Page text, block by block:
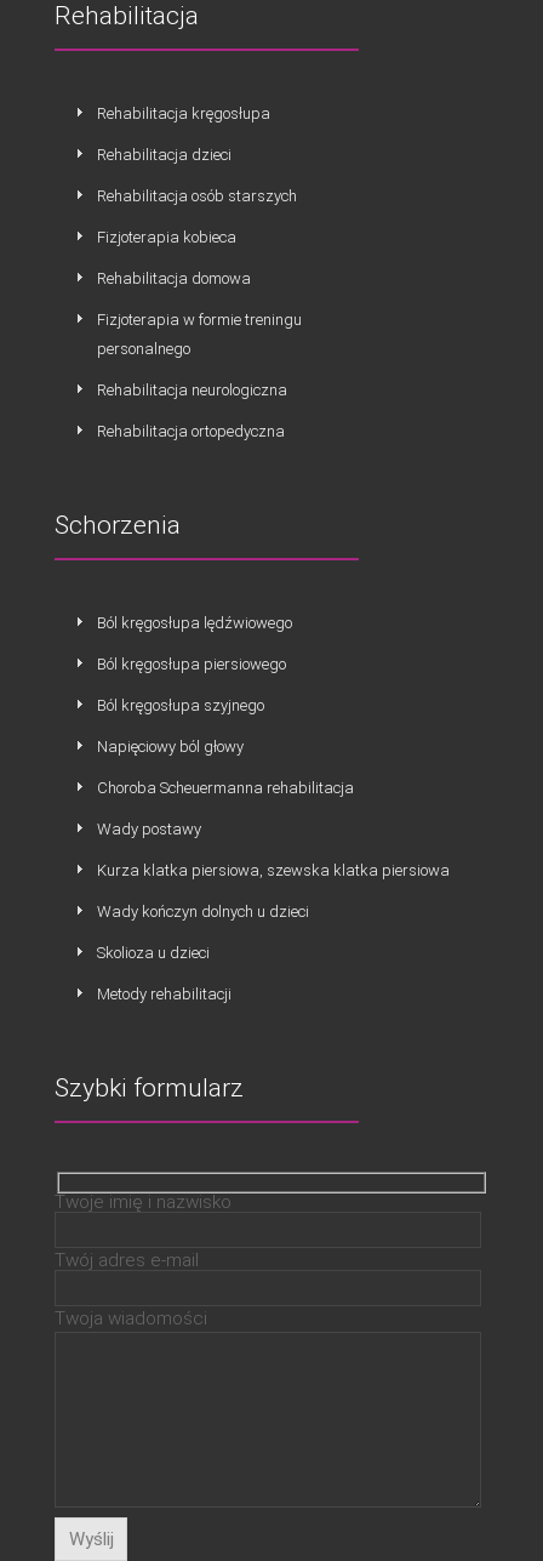
Rehabilitacja
Rehabilitacja kręgosłupa
Rehabilitacja dzieci
Rehabilitacja osób starszych
Fizjoterapia kobieca
Rehabilitacja domowa
Fizjoterapia w formie treningu
personalnego
Rehabilitacja neurologiczna
Rehabilitacja ortopedyczna
Schorzenia
Ból kręgosłupa lędźwiowego
Ból kręgosłupa piersiowego
Ból kręgosłupa szyjnego
Napięciowy ból głowy
Choroba Scheuermanna rehabilitacja
Wady postawy
Kurza klatka piersiowa, szewska klatka piersiowa
Wady kończyn dolnych u dzieci
Skolioza u dzieci
Metody rehabilitacji
Szybki formularz
Twoje imię i nazwisko
Twój adres e-mail
Twoja wiadomości